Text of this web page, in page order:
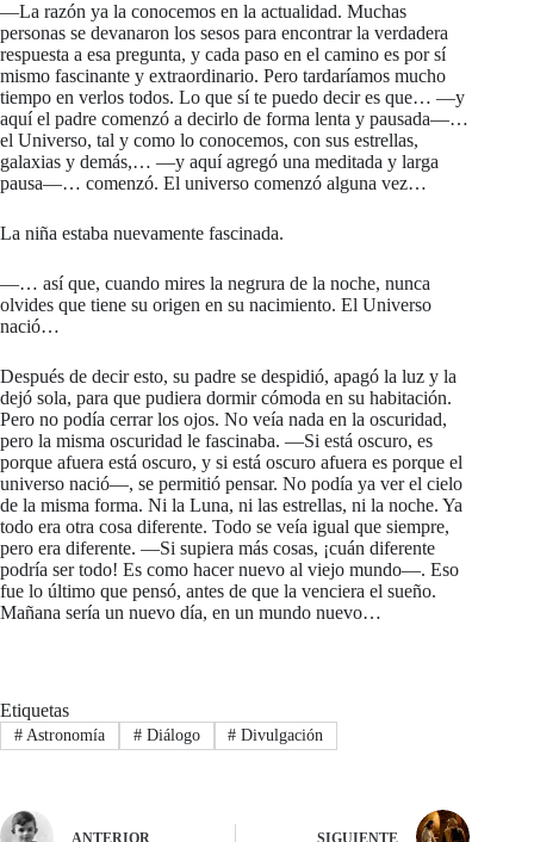
—La razón ya la conocemos en la actualidad. Muchas
personas se devanaron los sesos para encontrar la verdadera
respuesta a esa pregunta, y cada paso en el camino es por sí
mismo fascinante y extraordinario. Pero tardaríamos mucho
tiempo en verlos todos. Lo que sí te puedo decir es que… —y
aquí el padre comenzó a decirlo de forma lenta y pausada—…
el Universo, tal y como lo conocemos, con sus estrellas,
galaxias y demás,… —y aquí agregó una meditada y larga
pausa—… comenzó. El universo comenzó alguna vez…
La niña estaba nuevamente fascinada.
—… así que, cuando mires la negrura de la noche, nunca
olvides que tiene su origen en su nacimiento. El Universo
nació…
Después de decir esto, su padre se despidió, apagó la luz y la
dejó sola, para que pudiera dormir cómoda en su habitación.
Pero no podía cerrar los ojos. No veía nada en la oscuridad,
pero la misma oscuridad le fascinaba. —Si está oscuro, es
porque afuera está oscuro, y si está oscuro afuera es porque el
universo nació—, se permitió pensar. No podía ya ver el cielo
de la misma forma. Ni la Luna, ni las estrellas, ni la noche. Ya
todo era otra cosa diferente. Todo se veía igual que siempre,
pero era diferente. —Si supiera más cosas, ¡cuán diferente
podría ser todo! Es como hacer nuevo al viejo mundo—. Eso
fue lo último que pensó, antes de que la venciera el sueño.
Mañana sería un nuevo día, en un mundo nuevo…
Etiquetas
#Astronomía #Diálogo # Divulgación
ANTERIOR SIGUIENTE